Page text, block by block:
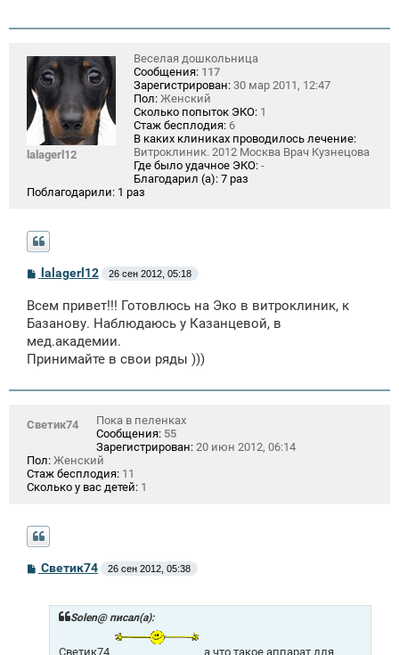
lalagerl12
Веселая дошкольница
Сообщения: 117
Зарегистрирован: 30 мар 2011, 12:47
Пол: Женский
Сколько попыток ЭКО: 1
Стаж бесплодия: 6
В каких клиниках проводилось лечение:
Витроклиник. 2012 Москва Врач Кузнецова
Где было удачное ЭКО: -
Благодарил (а): 7 раз
Поблагодарили: 1 раз
С
б
щ
н
и
lalagerl12 26 сен 2012, 05:18
Всем привет!!! Готовлюсь на Эко в витроклиник, к
Базанову. Наблюдаюсь у Казанцевой, в
мед.академии.
Принимайте в свои ряды )))
Светик74
Пока в пеленках
Сообщения: 55
Зарегистрирован: 20 июн 2012, 06:14
Пол: Женский
Стаж бесплодия: 11
Сколько у вас детей: 1
ССветик74 26 сен 2012, 05:38
Solen@ писал(а):
Светик74
а что такое аппарат для